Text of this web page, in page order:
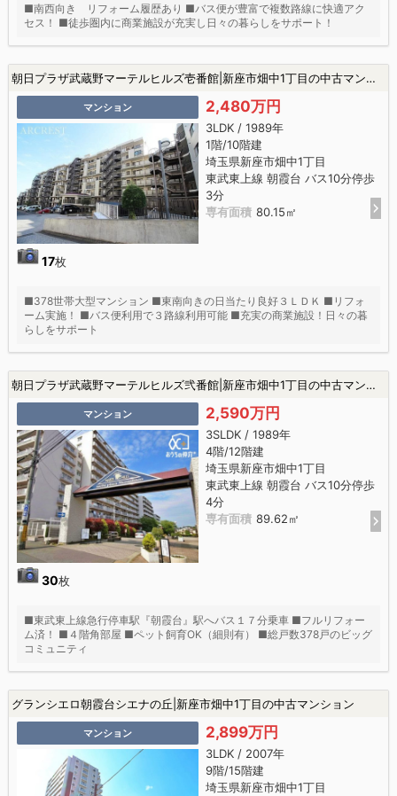
■南西向き リフォーム履歴あり ■バス便が豊富で複数路線に快適アク
セス！ ■徒歩圏内に商業施設が充実し日々の暮らしをサポート！
朝日プラザ武蔵野マーテルヒルズ壱番館|新座市畑中1丁目の中古マンション
マンション
17枚
2,480万円
3LDK / 1989年
1階/10階建
埼玉県新座市畑中1丁目
東武東上線 朝霞台 バス10分停歩
3分
専有面積 80.15㎡
■378世帯大型マンション ■東南向きの日当たり良好３ＬＤＫ ■リフォ
ーム実施！ ■バス便利用で３路線利用可能 ■充実の商業施設！日々の暮
らしをサポート
朝日プラザ武蔵野マーテルヒルズ弐番館|新座市畑中1丁目の中古マンション
マンション
30枚
2,590万円
3SLDK / 1989年
4階/12階建
埼玉県新座市畑中1丁目
東武東上線 朝霞台 バス10分停歩
4分
専有面積 89.62㎡
■東武東上線急行停車駅『朝霞台』駅へバス１７分乗車 ■フルリフォー
ム済！ ■４階角部屋 ■ペット飼育OK（細則有） ■総戸数378戸のビッグ
コミュニティ
グランシエロ朝霞台シエナの丘|新座市畑中1丁目の中古マンション
マンション 2,899万円
3LDK / 2007年
9階/15階建
埼玉県新座市畑中1丁目